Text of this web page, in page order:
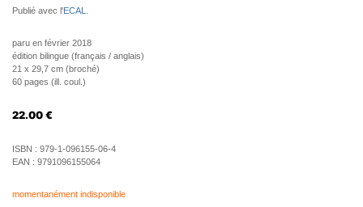
Publié avec l'ECAL
paru en février 2018
édition bilingue (français / anglais)
21 x 29,7 cm (broché)
60 pages (ill. coul.)
22.00 €
ISBN : 979-1-096155-06-4
EAN : 9791096155064
momentanément indisponible